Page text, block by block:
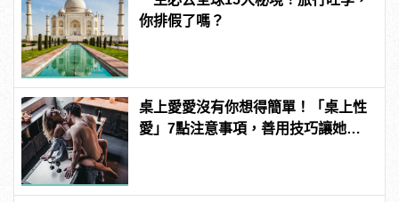
你排假了嗎？
桌上愛愛沒有你想得簡單！「桌上性
愛」7點注意事項，善用技巧讓她爽